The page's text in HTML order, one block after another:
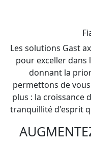
Les solutions Gast
pour exceller dans
donnant la
permettons de
plus : la croissance
tranquillité d'esprit